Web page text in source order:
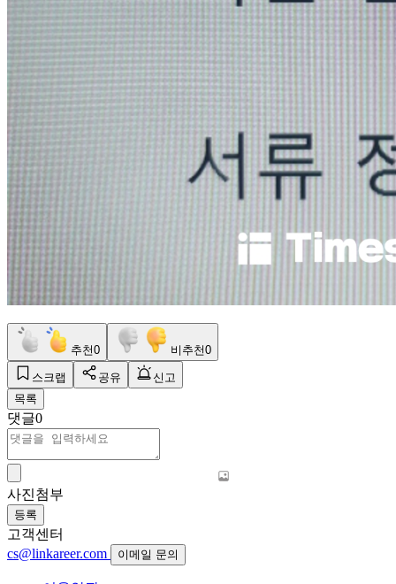
추천0 비추천0
스크랩 공유
신고
목록
댓글0
사진첨부
등록
고객센터
cs@linkareer.com
이메일 문의